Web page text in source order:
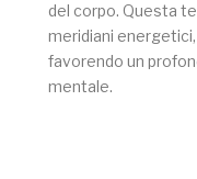
del corpo. Questa
meridiani
favorendo un
mentale.